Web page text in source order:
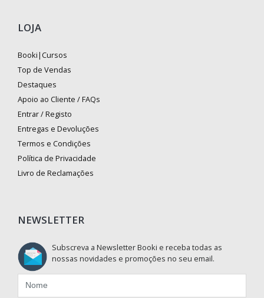
LOJA
Booki|Cursos
Top de Vendas
Destaques
Apoio ao Cliente / FAQs
Entrar / Registo
Entregas e Devoluções
Termos e Condições
Política de Privacidade
Livro de Reclamações
NEWSLETTER
Subscreva a Newsletter Booki e receba todas as
nossas novidades e promoções no seu email.